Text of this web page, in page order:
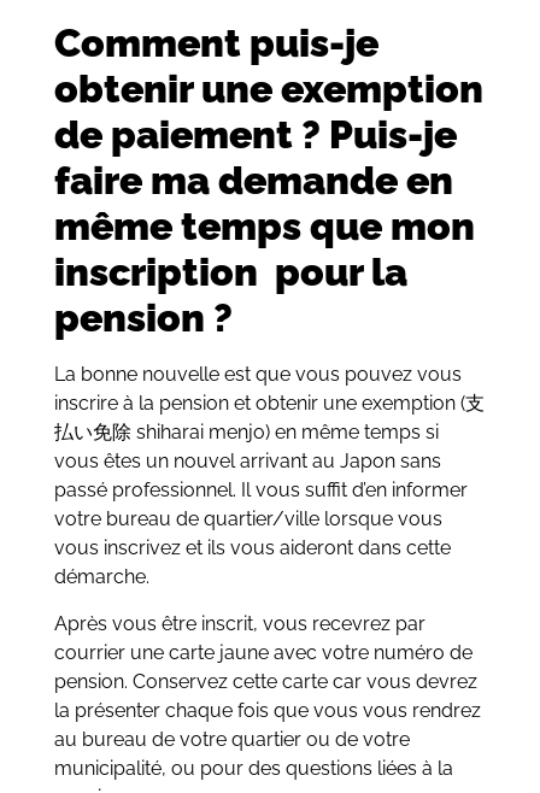
Comment puis-je
obtenir une exemption
de paiement ? Puis-je
faire ma demande en
même temps que mon
inscription pour la
pension ?
La bonne nouvelle est que vous pouvez vous
inscrire à la pension et obtenir une exemption (支
払い免除 shiharai menjo) en même temps si
vous êtes un nouvel arrivant au Japon sans
passé professionnel. Il vous suffit d’en informer
votre bureau de quartier/ville lorsque vous
vous inscrivez et ils vous aideront dans cette
démarche.
Après vous être inscrit, vous recevrez par
courrier une carte jaune avec votre numéro de
pension. Conservez cette carte car vous devrez
la présenter chaque fois que vous vous rendrez
au bureau de votre quartier ou de votre
municipalité, ou pour des questions liées à la